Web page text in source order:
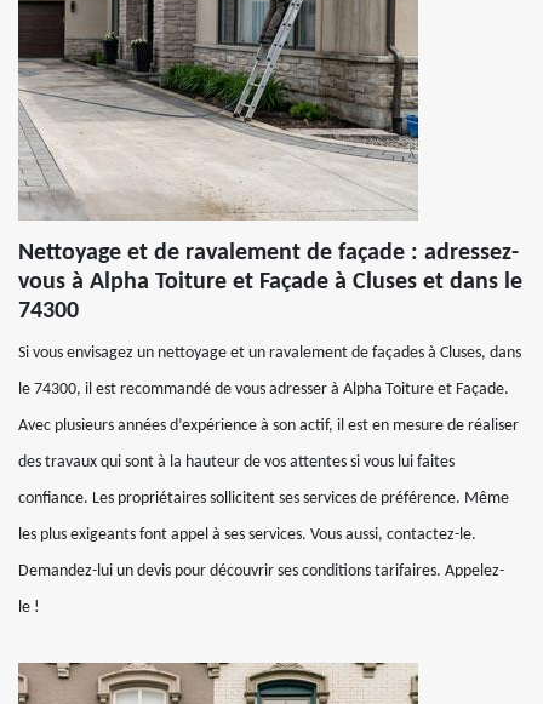
Nettoyage et de ravalement de façade : adressez-
vous à Alpha Toiture et Façade à Cluses et dans le
74300
Si vous envisagez un nettoyage et un ravalement de façades à Cluses, dans
le 74300, il est recommandé de vous adresser à Alpha Toiture et Façade.
Avec plusieurs années d’expérience à son actif, il est en mesure de réaliser
des travaux qui sont à la hauteur de vos attentes si vous lui faites
confiance. Les propriétaires sollicitent ses services de préférence. Même
les plus exigeants font appel à ses services. Vous aussi, contactez-le.
Demandez-lui un devis pour découvrir ses conditions tarifaires. Appelez-
le !